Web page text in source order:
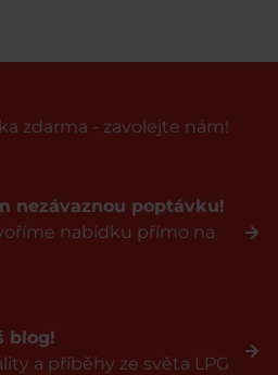
zdarma - zavolejte nám!
nezávaznou poptávku!
nabídku přímo na
blog!
a příběhy ze světa LPG